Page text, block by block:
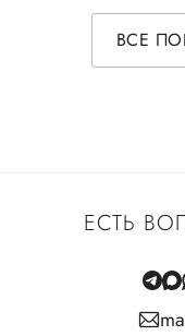
ВСЕ
ЕСТЬ